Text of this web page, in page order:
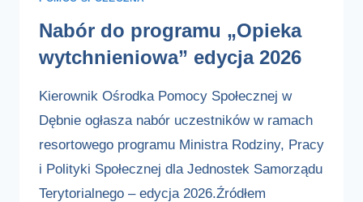
OSOBY
Z
–
EDYCJA
OŚRODKU
POMOCY
Nabór do programu „Opieka
wytchnieniowa” edycja 2026
Kierownik Ośrodka Pomocy Społecznej w
Dębnie ogłasza nabór uczestników w ramach
resortowego programu Ministra Rodziny, Pracy
i Polityki Społecznej dla Jednostek Samorządu
Terytorialnego – edycja 2026.Źródłem